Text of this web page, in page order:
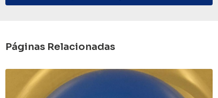
Páginas Relacionadas